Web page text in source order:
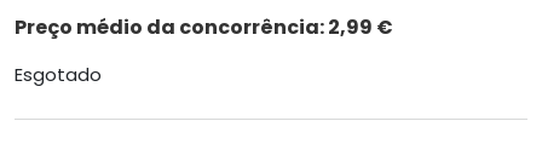
Preço médio da concorrência:2,99 €
Esgotado